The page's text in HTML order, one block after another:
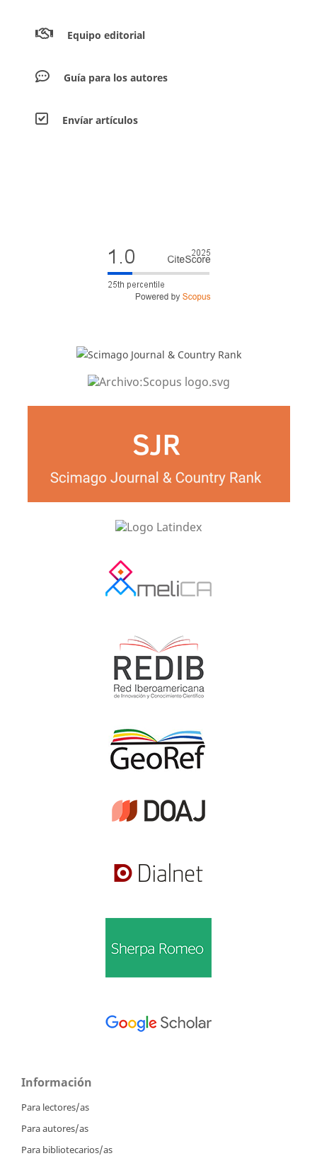
Equipo editorial
Guía para los autores
Envíar artículos
Información
Para lectores/as
Para autores/as
Para bibliotecarios/as